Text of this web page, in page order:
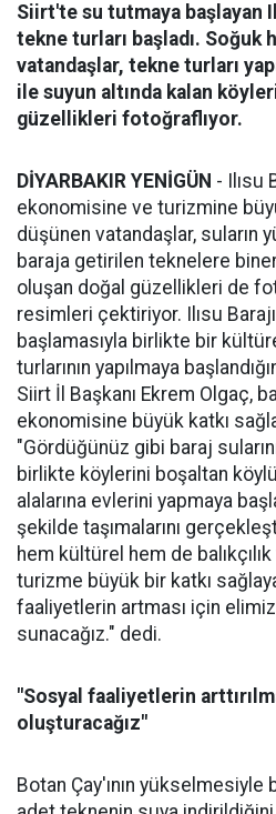
Siirt'te su tutmaya başlayan
tekne turları başladı. Soğuk
vatandaşlar, tekne turları
ile suyun altında kalan
güzellikleri fotoğraflıyor.
DİYARBAKIR YENİGÜN - Ilısu
ekonomisine ve turizmine
düşünen vatandaşlar, suların
baraja getirilen teknelere
oluşan doğal güzellikleri de
resimleri çektiriyor. Ilısu
başlamasıyla birlikte bir
turlarının yapılmaya
Siirt İl Başkanı Ekrem Olgaç,
ekonomisine büyük katkı
"Gördüğünüz gibi baraj
birlikte köylerini boşaltan
alalarına evlerini yapmaya
şekilde taşımalarını
hem kültürel hem de
turizme büyük bir katkı
faaliyetlerin artması için
sunacağız." dedi.
"Sosyal faaliyetlerin
oluşturacağız"
Botan Çay'ının